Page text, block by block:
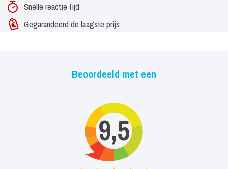
Snelle reactie tijd
Gegarandeerd de laagste prijs
Beoordeeld met een
9,5